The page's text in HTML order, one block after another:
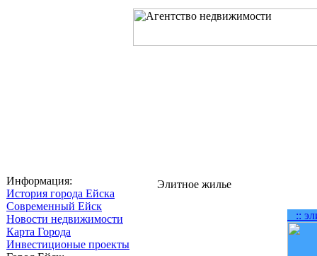
Информация:
История города Ейска
Современный Ейск
Новости недвижимости
Карта Города
Инвестиционые проекты
Элитное жилье
::